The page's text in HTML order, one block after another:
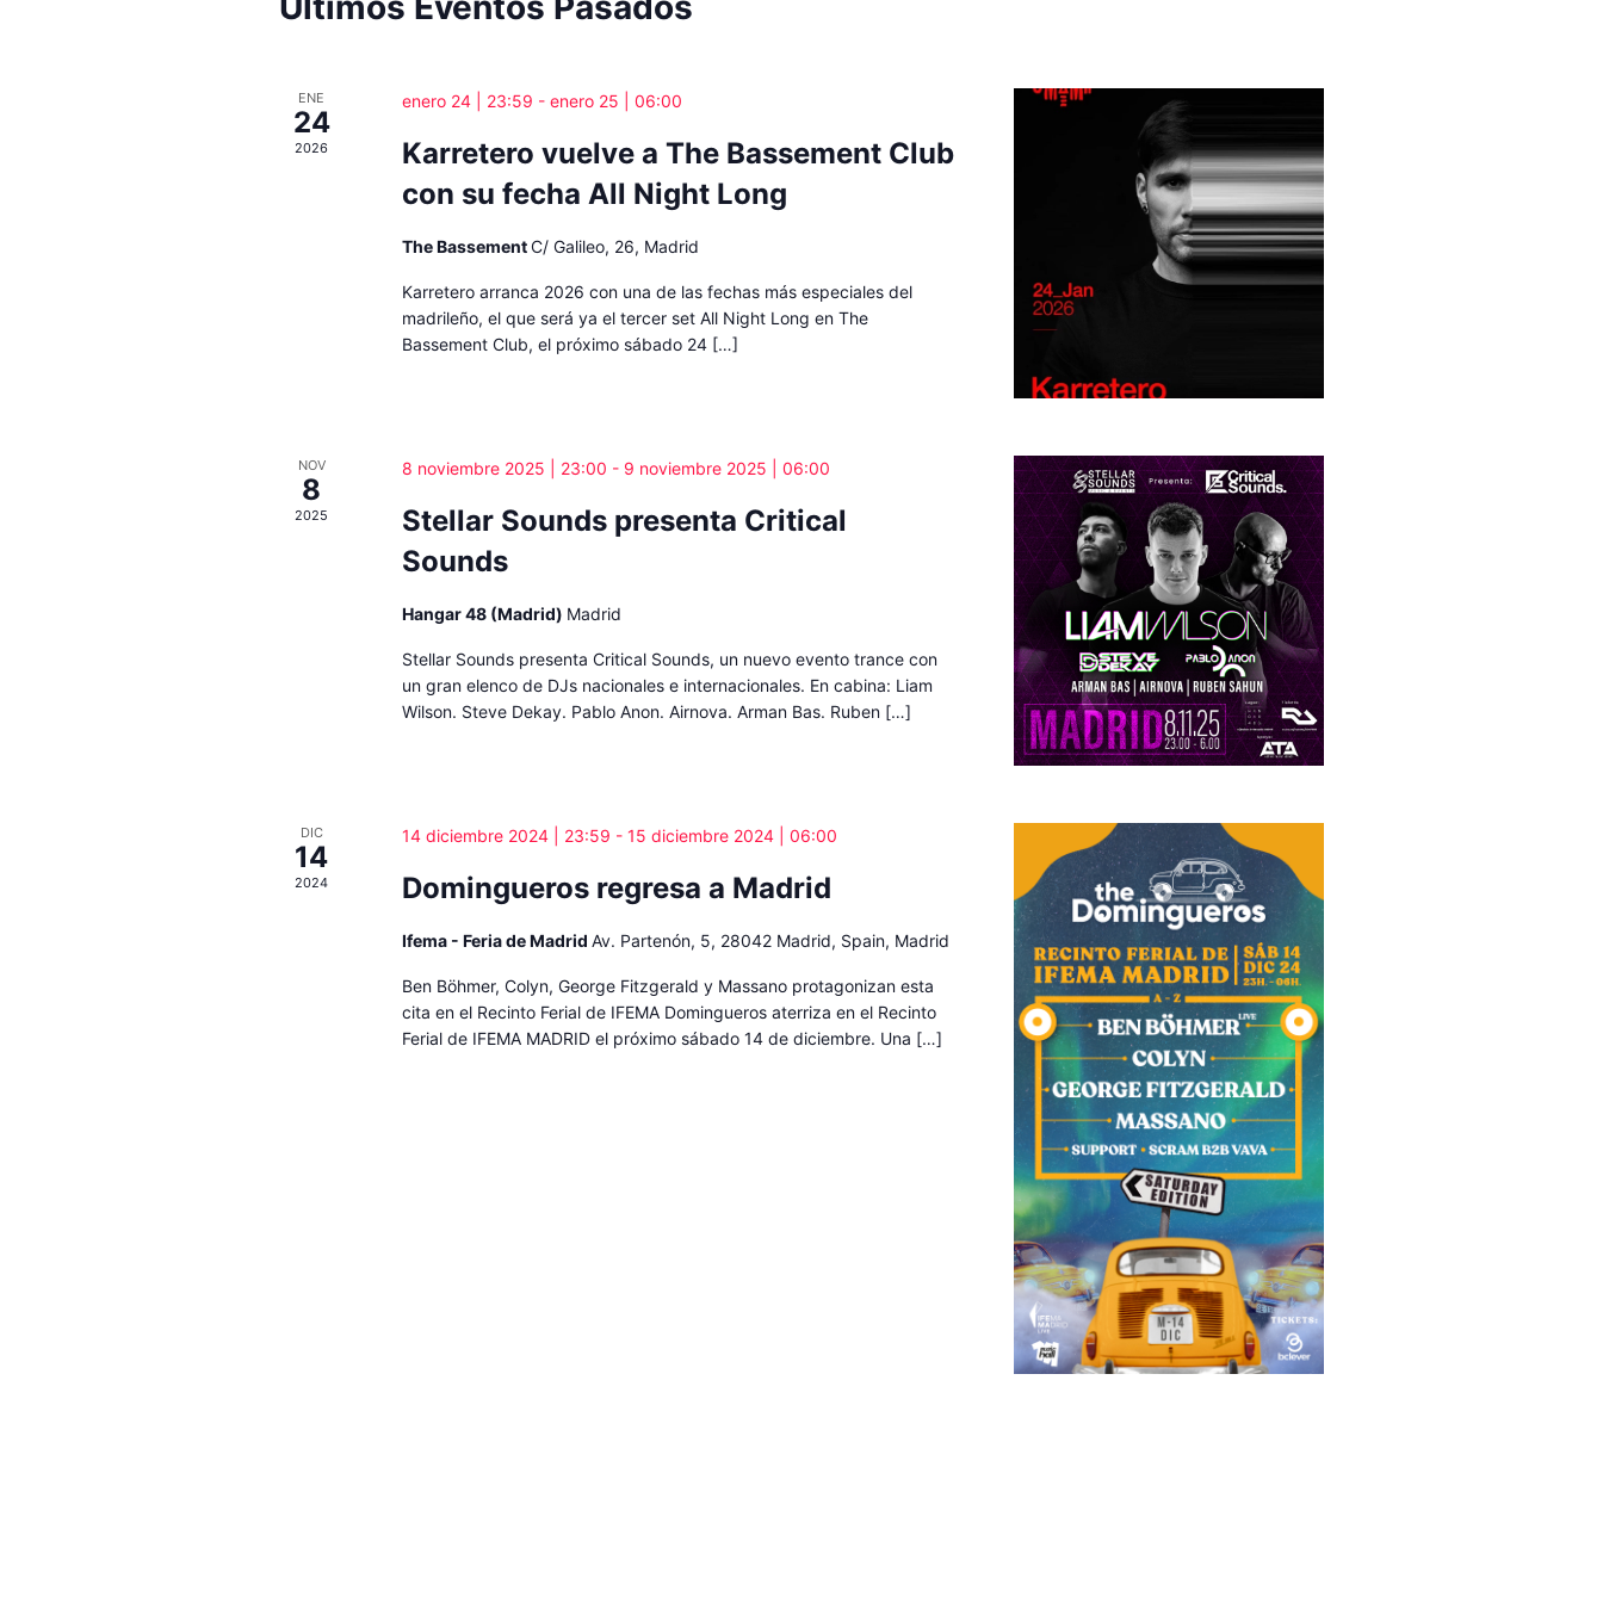
ENE
24
2026
enero 24 | 23:59 - enero 25 | 06:00
Karretero vuelve a The Bassement Club
con su fecha All Night Long
The BassementC/ Galileo, 26, Madrid
Karretero arranca 2026 con una de las fechas más especiales del
madrileño, el que será ya el tercer set All Night Long en The
Bassement Club, el próximo sábado 24 […]
NOV
8
2025
8 noviembre 2025 | 23:00 - 9 noviembre 2025 | 06:00
Stellar Sounds presenta Critical
Sounds
Hangar 48 (Madrid) Madrid
Stellar Sounds presenta Critical Sounds, un nuevo evento trance con
un gran elenco de DJs nacionales e internacionales. En cabina: Liam
Wilson. Steve Dekay. Pablo Anon. Airnova. Arman Bas. Ruben […]
DIC
14
2024
14 diciembre 2024 | 23:59 - 15 diciembre 2024 | 06:00
Domingueros regresa a Madrid
Ifema - Feria de Madrid Av. Partenón, 5, 28042 Madrid, Spain, Madrid
Ben Böhmer, Colyn, George Fitzgerald y Massano protagonizan esta
cita en el Recinto Ferial de IFEMA Domingueros aterriza en el Recinto
Ferial de IFEMA MADRID el próximo sábado 14 de diciembre. Una […]